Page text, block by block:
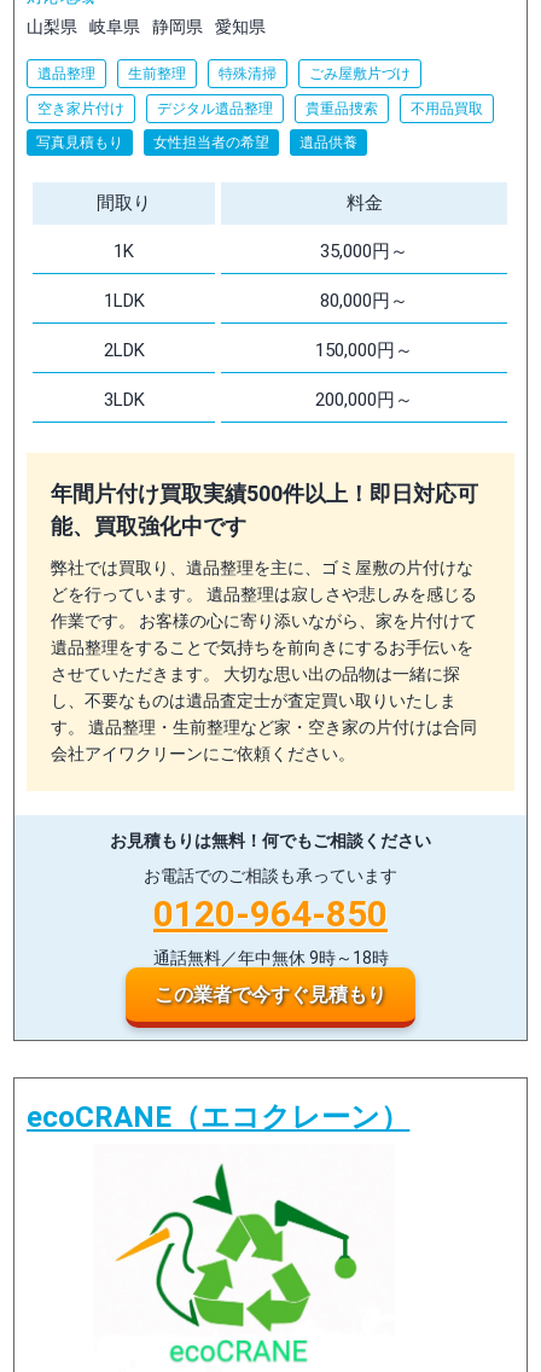
山梨県
岐阜県 静岡県 愛知県
遺品整理 生前整理 特殊清掃 ごみ屋敷片づけ
空き家片付け デジタル遺品整理 貴重品捜索
不用品買取
写真見積もり
女性担当者の希望 遺品供養
間取り 料金
1K 35,000円～
1LDK 80,000円～
2LDK 150,000円～
3LDK 200,000円～
年間片付け買取実績500件以上！即日対応可
能、買取強化中です
弊社では買取り、遺品整理を主に、ゴミ屋敷の片付けな
どを行っています。 遺品整理は寂しさや悲しみを感じる
作業です。 お客様の心に寄り添いながら、家を片付けて
遺品整理をすることで気持ちを前向きにするお手伝いを
させていただきます。 大切な思い出の品物は一緒に探
し、不要なものは遺品査定士が査定買い取りいたしま
す。 遺品整理・生前整理など家・空き家の片付けは合同
会社アイワクリーンにご依頼ください。
お見積もりは無料！ 何でもご相談ください
お電話でのご相談も承っています
0120-964-850
通話無料／年中無休 9時～18時
この業者で今すぐ見積もり
ecoCRANE（エコクレーン）